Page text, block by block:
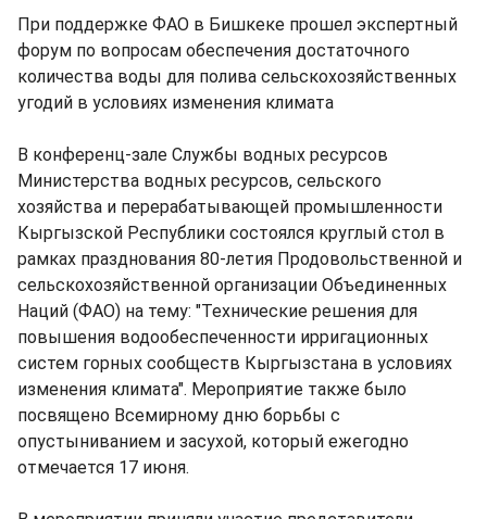
При поддержке ФАО в Бишкеке прошел экспертный
форум по вопросам обеспечения достаточного
количества воды для полива сельскохозяйственных
угодий в условиях изменения климата
В конференц-зале Службы водных ресурсов
Министерства водных ресурсов, сельского
хозяйства и перерабатывающей промышленности
Кыргызской Республики состоялся круглый стол в
рамках празднования 80-летия Продовольственной и
сельскохозяйственной организации Объединенных
Наций (ФАО) на тему: "Технические решения для
повышения водообеспеченности ирригационных
систем горных сообществ Кыргызстана в условиях
изменения климата". Мероприятие также было
посвящено Всемирному дню борьбы с
опустыниванием и засухой, который ежегодно
отмечается 17 июня.